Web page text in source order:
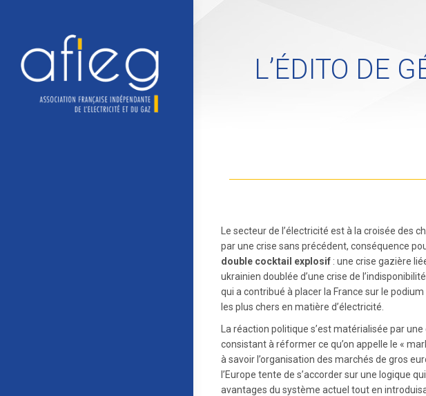
L’ÉDITO DE
Le secteur de l’électricité est à la croisée des
par une crise sans précédent, conséquence
double cocktail explosif : une crise gazière
ukrainien doublée d’une crise de
qui a contribué à placer la France sur le
les plus chers en matière d’électricité.
La réaction politique s’est matérialisée par
consistant à réformer ce qu’on appelle le «
à savoir l’organisation des marchés de gros
l’Europe tente de s’accorder sur une logique
avantages du système actuel tout en